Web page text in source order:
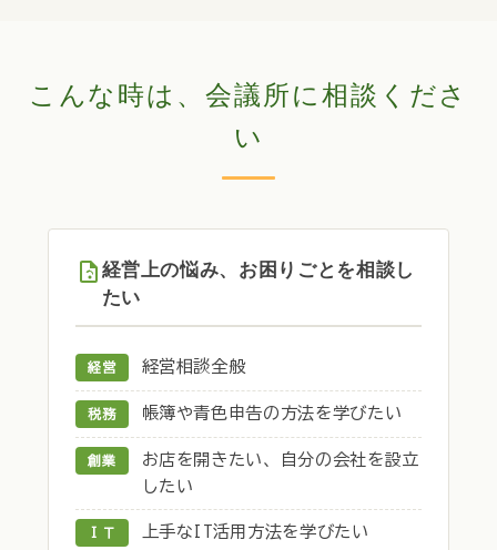
こんな時は、会議所に相談くださ
い
経営上の悩み、お困りごとを相談し
たい
経営 経営相談全般
税務 帳簿や青色申告の方法を学びたい
創業
お店を開きたい、自分の会社を設立
したい
ＩＴ 上手なIT活用方法を学びたい